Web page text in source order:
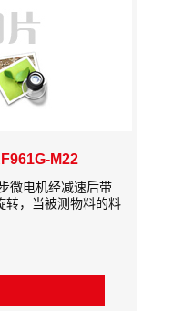
M22
微电机经减速后带
转，当被测物料的料
测机构便围绕主轴
开关动作，发出有
，切断电机电源使